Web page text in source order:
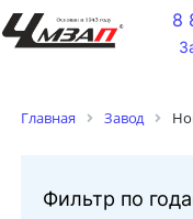
8
Главная Завод
Фильтр по